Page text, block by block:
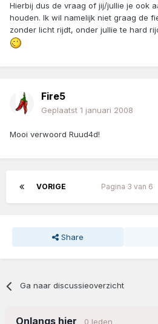
Hierbij dus de vraag of jij/jullie je ook
houden. Ik wil namelijk niet graag de
zonder licht rijdt, onder jullie te hard
Fire5
Geplaatst 1 januari 2008
Mooi verwoord Ruud4d!
VORIGE Pagina 3 van 6
Share
Ga naar discussieoverzicht
Onlangs hier 0 leden